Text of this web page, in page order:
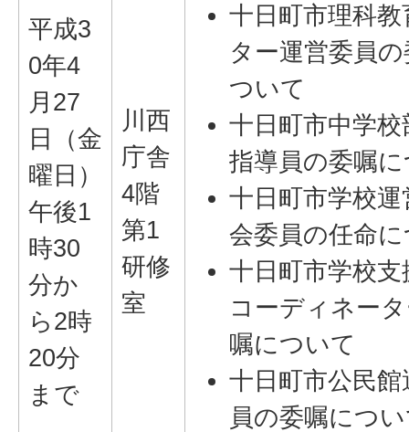
平成3
0年4
月27
日（金
曜日）
午後1
時30
分か
ら2時
20分
まで
川西
庁舎
4階
第1
研修
室
十日町市理科
ター運営委員
ついて
十日町市中学校
指導員の委嘱
十日町市学校運
会委員の任命
十日町市学校支
コーディネー
嘱について
十日町市公民館
員の委嘱につ